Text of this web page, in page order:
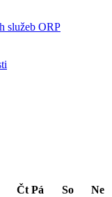
služeb ORP
Čt Pá So Ne